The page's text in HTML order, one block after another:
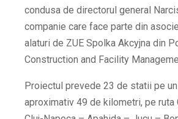
condusa de directorul general
companie care face parte din
alaturi de ZUE Spolka Akcyjna din
Construction and Facility
Proiectul prevede 23 de statii pe
aproximativ 49 de kilometri, pe ruta